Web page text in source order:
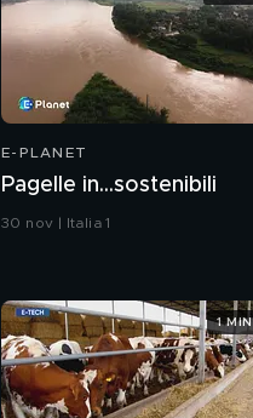
E-PLANET
Pagelle in...sostenibili
30 nov | Italia 1
1 MIN